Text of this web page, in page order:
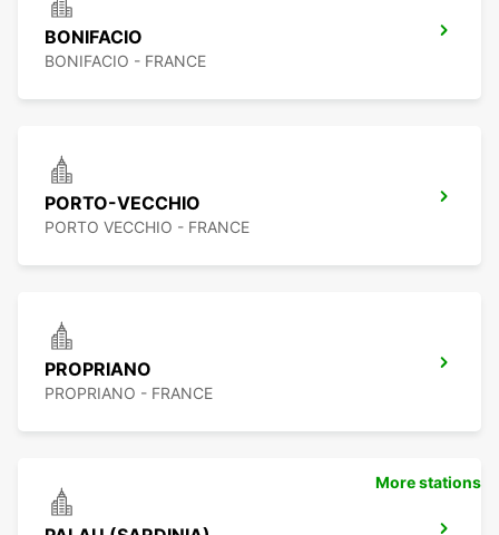
BONIFACIO
BONIFACIO - FRANCE
PORTO-VECCHIO
PORTO VECCHIO - FRANCE
PROPRIANO
PROPRIANO - FRANCE
More stations